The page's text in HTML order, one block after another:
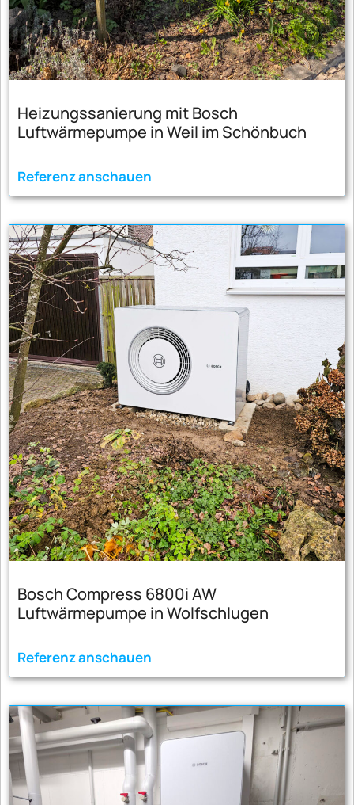
Heizungssanierung mit Bosch
Luftwärmepumpe in Weil im Schönbuch
Referenz anschauen
Bosch Compress 6800i AW
Luftwärmepumpe in Wolfschlugen
Referenz anschauen